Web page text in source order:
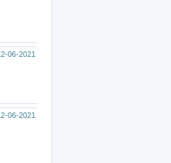
06-2021
06-2021